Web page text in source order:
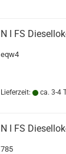
N I FS
eqw4
Lieferzeit: ca. 3-4
N I FS
785